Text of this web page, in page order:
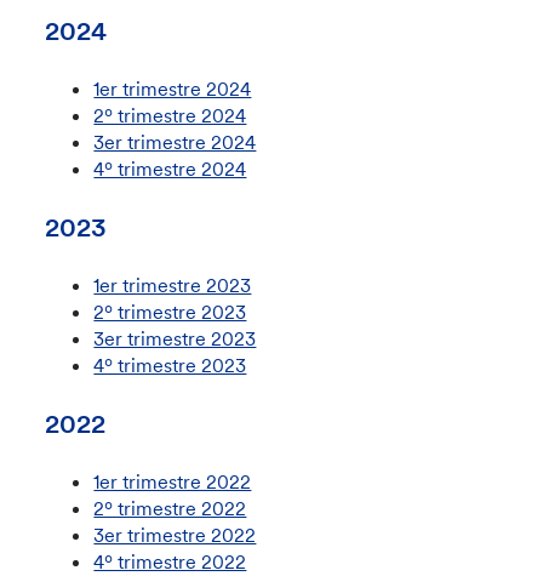
2024
1er trimestre 2024
2º trimestre 2024
3er trimestre 2024
4º trimestre 2024
2023
1er trimestre 2023
2º trimestre 2023
3er trimestre 2023
4º trimestre 2023
2022
1er trimestre 2022
2º trimestre 2022
3er trimestre 2022
4º trimestre 2022